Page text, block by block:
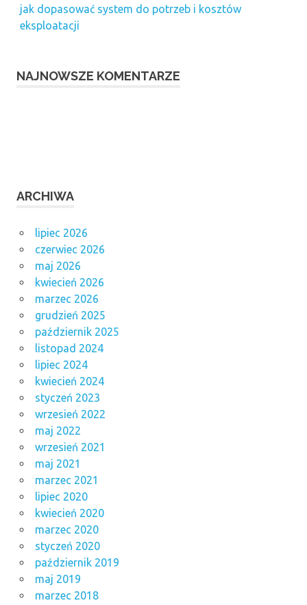
jak dopasować system do potrzeb i kosztów
eksploatacji
NAJNOWSZE KOMENTARZE
ARCHIWA
lipiec 2026
czerwiec 2026
maj 2026
kwiecień 2026
marzec 2026
grudzień 2025
październik 2025
listopad 2024
lipiec 2024
kwiecień 2024
styczeń 2023
wrzesień 2022
maj 2022
wrzesień 2021
maj 2021
marzec 2021
lipiec 2020
kwiecień 2020
marzec 2020
styczeń 2020
październik 2019
maj 2019
marzec 2018